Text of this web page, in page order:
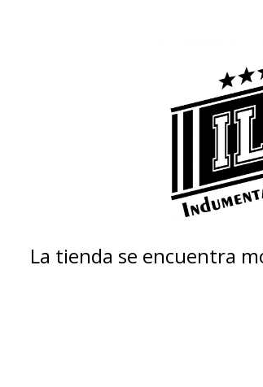
La tienda se encuentra